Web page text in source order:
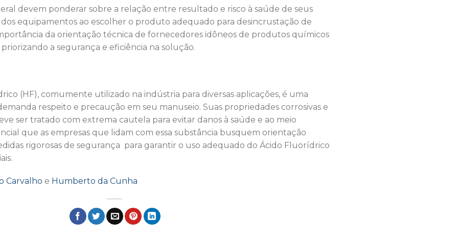
devem ponderar sobre a relação entre resultado e risco à saúde de seus
equipamentos ao escolher o produto adequado para desincrustação de
da orientação técnica de fornecedores idôneos de produtos químicos
a segurança e eficiência na solução.
(HF), comumente utilizado na indústria para diversas aplicações, é uma
respeito e precaução em seu manuseio. Suas propriedades corrosivas e
ser tratado com extrema cautela para evitar danos à saúde e ao meio
que as empresas que lidam com essa substância busquem orientação
rigorosas de segurança para garantir o uso adequado do Ácido Fluorídrico
Carvalho e Humberto da Cunha